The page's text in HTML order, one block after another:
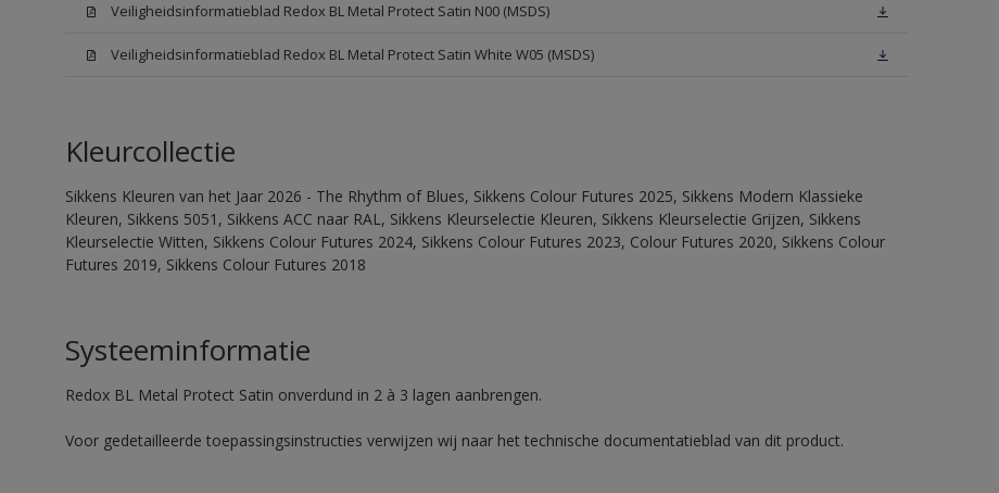
Veiligheidsinformatieblad Redox BL Metal Protect Satin N00 (MSDS)
Veiligheidsinformatieblad Redox BL Metal Protect Satin White W05 (MSDS)
Kleurcollectie
Sikkens Kleuren van het Jaar 2026 - The Rhythm of Blues, Sikkens Colour Futures 2025, Sikkens Modern Klassieke
Kleuren, Sikkens 5051, Sikkens ACC naar RAL, Sikkens Kleurselectie Kleuren, Sikkens Kleurselectie Grijzen, Sikkens
Kleurselectie Witten, Sikkens Colour Futures 2024, Sikkens Colour Futures 2023, Colour Futures 2020, Sikkens Colour
Futures 2019, Sikkens Colour Futures 2018
Systeeminformatie
Redox BL Metal Protect Satin onverdund in 2 à 3 lagen aanbrengen.
Voor gedetailleerde toepassingsinstructies verwijzen wij naar het technische documentatieblad van dit product.